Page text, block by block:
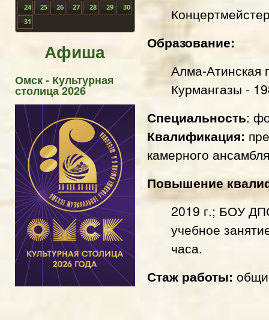
24
25 26 27 28 29
30
31
Афиша
Омск - Культурная
столица 2026
Образование:
Алма-Атинская
Курмангазы -
Специальность:
Квалификация:
камерного
Повышение
2019 г.; БОУ
учебное
часа.
Стаж работы: